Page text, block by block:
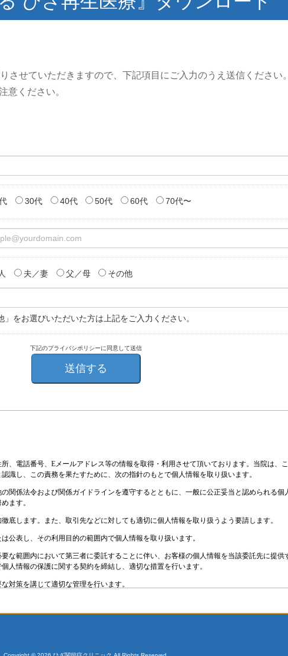
せていただきますので、下記項目にご入力のうえ送信ください。
意ください。
30代 40代 50代 60代 70代〜
夫／妻 父／母 その他
」をお選びいただいた方は上記をご入力ください。
下記のプライバシポリシーに同意して送信